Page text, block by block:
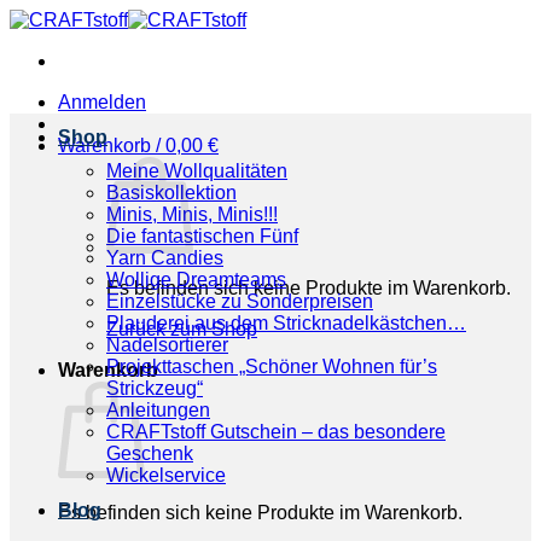
Zum
springen
Anmelden
Warenkorb /0,00 €
Es befinden sich keine Produkte im Warenkorb.
Zurück zum Shop
Warenkorb
Es befinden sich keine Produkte im Warenkorb.
Shop
Meine Wollqualitäten
Basiskollektion
Minis, Minis, Minis!!!
Die fantastischen Fünf
Yarn Candies
Wollige Dreamteams
Einzelstücke zu Sonderpreisen
Plauderei aus dem Stricknadelkästchen…
Nadelsortierer
Projekttaschen „Schöner Wohnen für’s
Strickzeug“
Anleitungen
CRAFTstoff Gutschein – das besondere
Geschenk
Wickelservice
Blog